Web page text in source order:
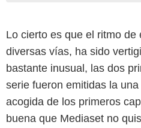
Lo cierto es que el ritmo de
diversas vías, ha sido
bastante inusual, las dos
serie fueron emitidas la
acogida de los primeros
buena que Mediaset no